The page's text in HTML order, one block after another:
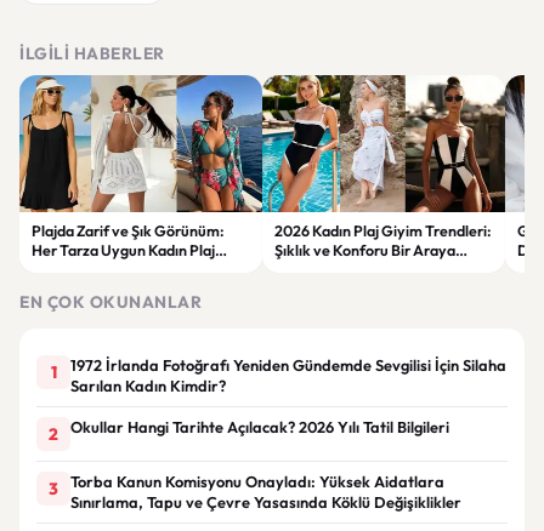
İLGILI HABERLER
Plajda Zarif ve Şık Görünüm:
Her Tarza Uygun Kadın Plaj
2026 Kadın Plaj Giyim Trendleri:
Şıklık ve Konforu Bir Araya
EN ÇOK OKUNANLAR
1
1972 İrlanda Fotoğrafı Yeniden Gündemde Sevgilisi İçin Silaha
Sarılan Kadın Kimdir?
2 Okullar Hangi Tarihte Açılacak? 2026 Yılı Tatil Bilgileri
3
Torba Kanun Komisyonu Onayladı: Yüksek Aidatlara
Sınırlama, Tapu ve Çevre Yasasında Köklü Değişiklikler